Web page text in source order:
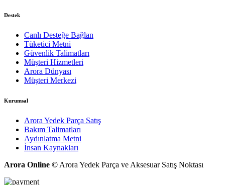
Destek
Canlı Desteğe Bağlan
Tüketici Metni
Güvenlik Talimatları
Müşteri Hizmetleri
Arora Dünyası
Müşteri Merkezi
Kurumsal
Arora Yedek Parça Satış
Bakım Talimatları
Aydınlatma Metni
İnsan Kaynakları
Arora Online © Arora Yedek Parça ve Aksesuar Satış Noktası